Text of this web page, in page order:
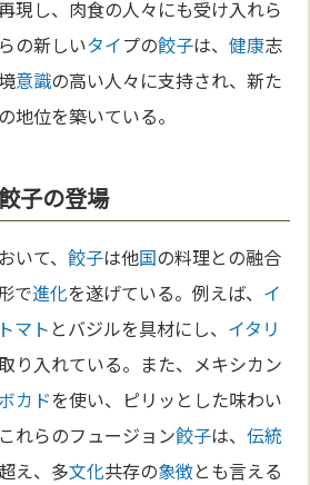
現し、肉食の人々にも受け入れら
の新しいタイプの餃子は、健康志
意識の高い人々に支持され、新た
地位を築いている。
子の登場
いて、餃子は他国の料理との融合
で進化を遂げている。例えば、 イ
トマト とバジルを具材にし、 イタリ
り入れている。また、メキシカン
カドを使い、ピリッとした味わい
れらのフュージョン餃子は、伝統
え、多文化共存の象徴とも言える